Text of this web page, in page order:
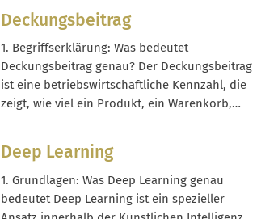
oder eines Game-Servers. Angreifer steuern
dabei sehr viele Systeme gleichzeitig an, um
das Ziel mit Datenverkehr zu...
Deckungsbeitrag
1. Begriffserklärung: Was bedeutet
Deckungsbeitrag genau? Der Deckungsbeitrag
ist eine betriebswirtschaftliche Kennzahl, die
zeigt, wie viel ein Produkt, ein Warenkorb,
der Fixkosten und zum Gewinn beiträgt. Er
ergibt sich aus dem Umsatz abzüglich der
variablen Kosten, die direkt mit der
Leistungserstellung zusammenhängen....
Deep Learning
1. Grundlagen: Was Deep Learning genau
bedeutet Deep Learning ist ein spezieller